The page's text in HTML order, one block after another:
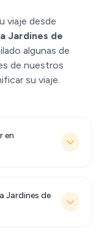
viaje desde
Jardines de
algunas de
de nuestros
su viaje.
en
Jardines de